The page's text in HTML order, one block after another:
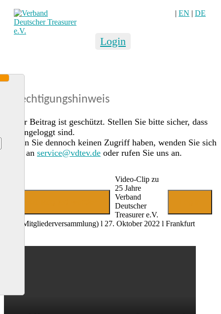
| EN | DE
Login
Berechtigungshinweis
Dieser Beitrag ist geschützt. Stellen Sie bitte sicher, dass
Sie eingeloggt sind.
Sollten Sie dennoch keinen Zugriff haben, wenden Sie sich
gerne an service@vdtev.de oder rufen Sie uns an.
Video-Clip zu
25 Jahre
Verband
Deutscher
Treasurer e.V.
(inkl. Mitgliederversammlung) l 27. Oktober 2022 l Frankfurt